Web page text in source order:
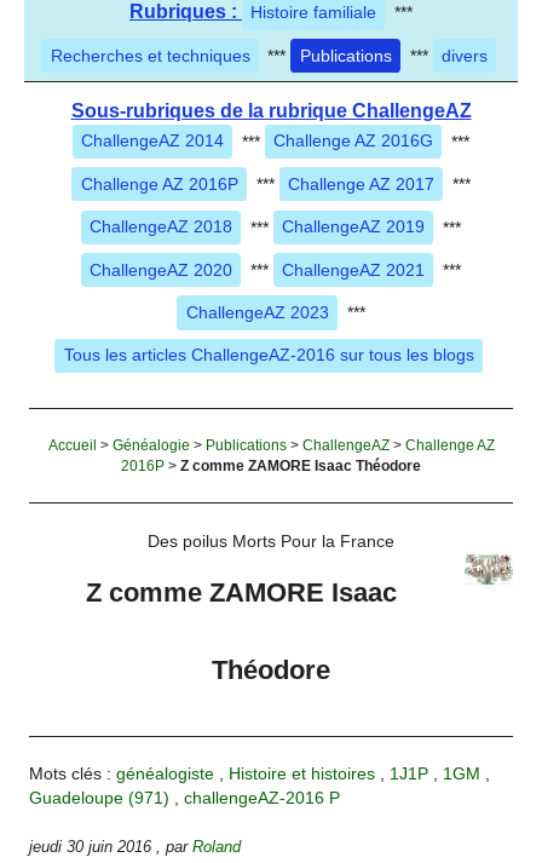
Rubriques : Histoire familiale ***
Recherches et techniques *** Publications *** divers
Sous-rubriques de la rubrique ChallengeAZ
ChallengeAZ 2014 *** Challenge AZ 2016G ***
Challenge AZ 2016P *** Challenge AZ 2017 ***
ChallengeAZ 2018 *** ChallengeAZ 2019 ***
ChallengeAZ 2020 *** ChallengeAZ 2021 ***
ChallengeAZ 2023 ***
Tous les articles ChallengeAZ-2016 sur tous les blogs
Accueil > Généalogie > Publications> ChallengeAZ> Challenge AZ
2016P > Z comme ZAMORE Isaac Théodore
Des poilus Morts Pour la France
Z comme ZAMORE Isaac
Théodore
Mots clés :généalogiste , Histoire et histoires , 1J1P , 1GM ,
Guadeloupe (971) ,challengeAZ-2016 P
jeudi 30 juin 2016 ,parRoland